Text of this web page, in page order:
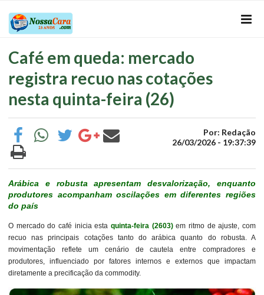
Café em queda: mercado
registra recuo nas cotações
nesta quinta-feira (26)
Por: Redação
26/03/2026 - 19:37:39
Arábica e robusta apresentam desvalorização, enquanto
produtores acompanham oscilações em diferentes regiões
do país
O mercado do café inicia esta quinta-feira (2603)em ritmo de ajuste, com
recuo nas principais cotações tanto do arábica quanto do robusta. A
movimentação reflete um cenário de cautela entre compradores e
produtores, influenciado por fatores internos e externos que impactam
diretamente a precificação da commodity.